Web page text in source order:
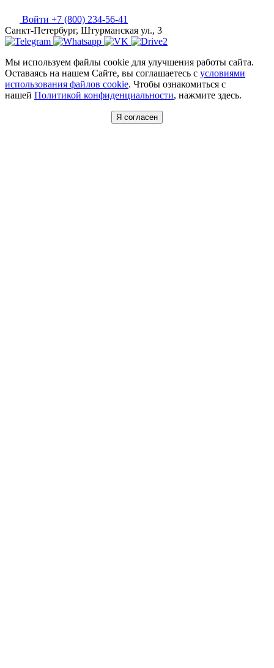
Войти +7 (800) 234-56-41
Санкт-Петербург, Штурманская ул., 3
Мы используем файлы cookie для улучшения работы сайта.
Оставаясь на нашем Сайте, вы соглашаетесь с условиями
использования файлов cookie. Чтобы ознакомиться с
нашей Политикой конфиденциальности, нажмите здесь.
Я согласен